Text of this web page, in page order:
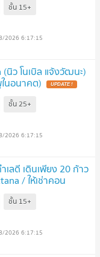
ชั้น 15+
2026 6:17:15
นิว โนเบิล แจ้งวัฒนะ)
นอนาคต) UPDATE !
ชั้น25+
2026 6:17:15
ลดี เดินเพียง 20 ก้าว
/ ให้เช่าคอน
ชั้น 15+
2026 6:17:15